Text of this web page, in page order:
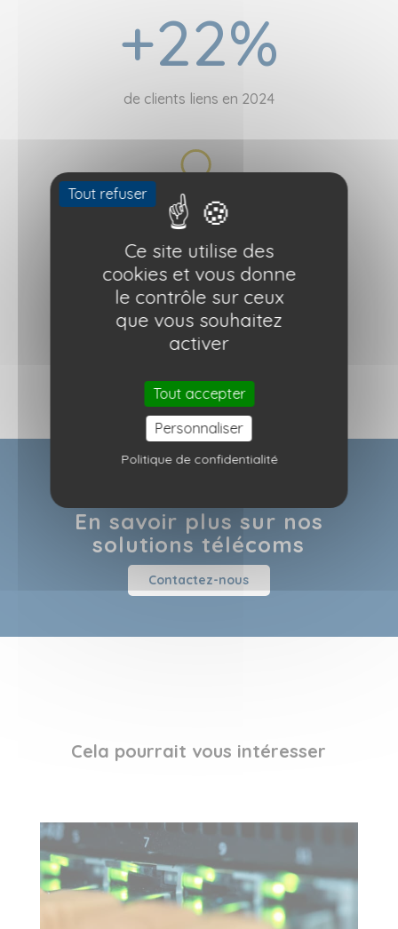
+22%
de clients liens en 2024
+500
utilisateurs en 2024
En savoir plus sur nos
solutions télécoms
Contactez-nous
Cela pourrait vous intéresser
Ce site utilise des
cookies et vous donne
le contrôle sur ceux
que vous souhaitez
activer
Tout accepter
Tout refuser
Personnaliser
Politique de confidentialité